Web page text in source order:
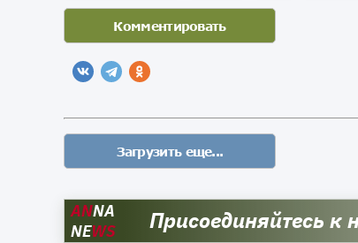
ANNA
NEWS Присоединяйтесь